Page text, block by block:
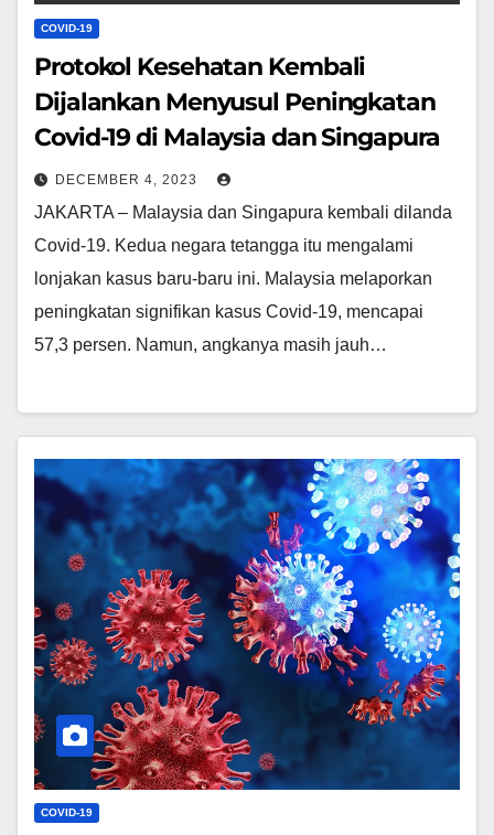
COVID-19
Protokol Kesehatan Kembali
Dijalankan Menyusul Peningkatan
Covid-19 di Malaysia dan Singapura
DECEMBER 4, 2023
JAKARTA – Malaysia dan Singapura kembali dilanda
Covid-19. Kedua negara tetangga itu mengalami
lonjakan kasus baru-baru ini. Malaysia melaporkan
peningkatan signifikan kasus Covid-19, mencapai
57,3 persen. Namun, angkanya masih jauh…
COVID-19